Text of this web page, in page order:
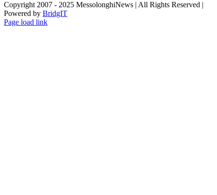
Copyright 2007 - 2025 MessolonghiNews | All Rights Reserved |
Powered by BridgIT
YouTube
Facebook
Instagram
Page load link